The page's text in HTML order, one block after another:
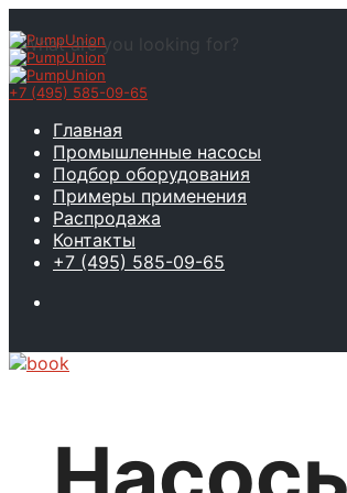
+7 (495) 585-09-65
Главная
Промышленные насосы
Подбор оборудования
Примеры применения
Распродажа
Контакты
+7 (495) 585-09-65
What are you looking for?